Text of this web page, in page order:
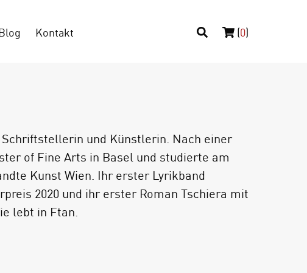
Kontakt (0)
und Künstlerin. Nach einer
of Fine Arts in Basel und studierte am
Kunst Wien. Ihr erster Lyrikband
2020 und ihr erster Roman Tschiera mit
lebt in Ftan.